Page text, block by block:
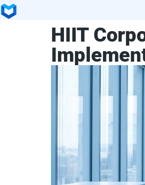
HIIT